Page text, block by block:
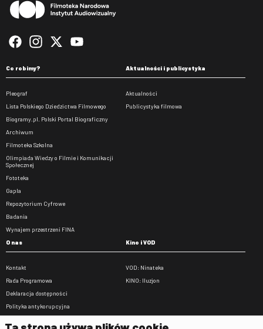
Co robimy?
Pleograf
Lista Polskiego Dziedzictwa Filmowego
Biogramy.pl. Polski Portal Biograficzny
Archiwum
Filmoteka Szkolna
Olimpiada Wiedzy o Filmie i Komunikacji
Społecznej
Fototeka
Gapla
Repozytorium Cyfrowe
Badania
Wynajem przestrzeni FINA
Aktualności i publicystyka
Aktualności
Publicystyka filmowa
O nas
Kontakt
Rada Programowa
Deklaracja dostępności
Polityka antykorupcyjna
Kino i VOD
VOD: Ninateka
KINO: Iluzjon